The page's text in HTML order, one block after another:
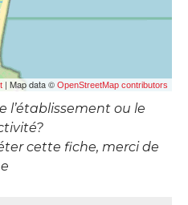
| Map data © OpenStreetMap contributors
l’établissement ou le
cette fiche, merci de